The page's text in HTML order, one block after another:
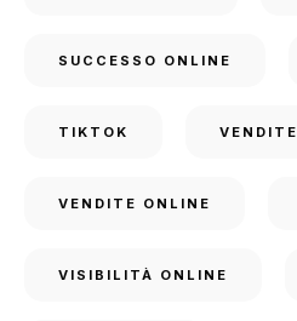
SUCCESSO ONLINE
TIKTOK VENDITE
VENDITE ONLINE
VISIBILITÀ ONLINE